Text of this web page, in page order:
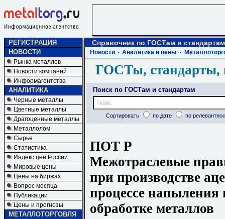
РЕГИСТРАЦИЯ
НОВОСТИ
Рынка металлов
Новости компаний
Информагентства
АНАЛИТИКА
Черные металлы
Цветные металлы
Драгоценные металлы
Металлолом
Сырье
Статистика
Индекс цен России
Мировые цены
Цены на биржах
Вопрос месяца
Публикации
Цены и прогнозы
МЕТАЛЛОТОРГОВЛЯ
Справочник по ГОСТам и стандартам
Новости Аналитика и цены
ГОСТы, стандарты,
Поиск по ГОСТам и стандартам
Сортировать по дате по
ПОТ Р
Межотраслевые
при производстве
процессе напыления
обработке металлов